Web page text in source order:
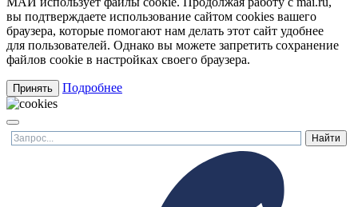
вы подтверждаете использование сайтом cookies вашего
браузера, которые помогают нам делать этот сайт удобнее
для пользователей. Однако вы можете запретить сохранение
файлов cookie в настройках своего браузера.
Принять Подробнее